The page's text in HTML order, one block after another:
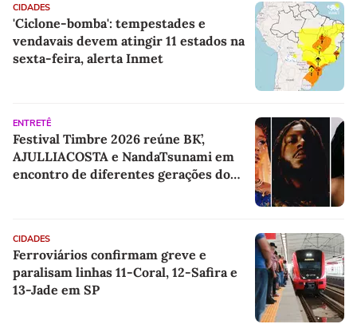
CIDADES
'Ciclone-bomba': tempestades e
vendavais devem atingir 11 estados na
sexta-feira, alerta Inmet
ENTRETÊ
Festival Timbre 2026 reúne BK’,
AJULLIACOSTA e NandaTsunami em
encontro de diferentes gerações do
CIDADES
Ferroviários confirmam greve e
paralisam linhas 11-Coral, 12-Safira e
13-Jade em SP